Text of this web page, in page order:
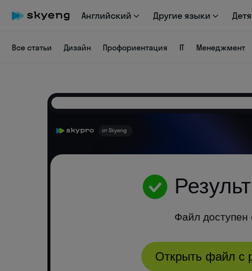
Английский Другие языки
Все статьи Дизайн Профориентация IT Менеджмент